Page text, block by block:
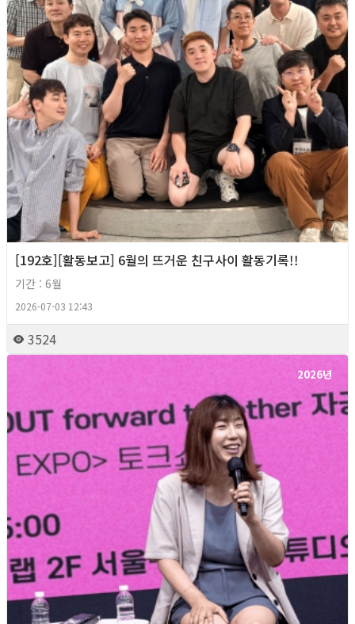
[192호][활동보고] 6월의 뜨거운 친구사이 활동기록!!
기간 : 6월
2026-07-03 12:43
3524
2026년